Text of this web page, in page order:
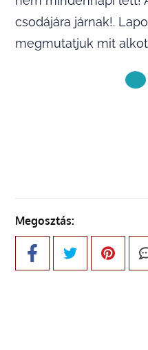
csodájára járnak!.
megmutatjuk mit
Megosztás: